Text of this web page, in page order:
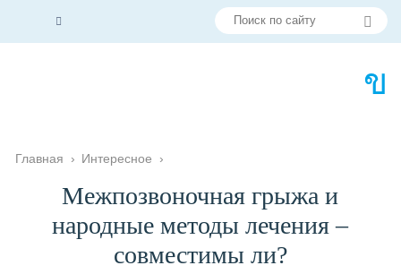
Главная › Интересное ›
Межпозвоночная грыжа и
народные методы лечения –
совместимы ли?